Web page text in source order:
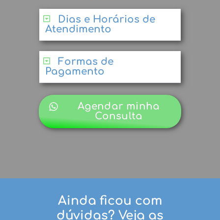
Dias e Horários de
Atendimento
Formas de
Pagamento
Agendar minha
Consulta
Ainda ficou com
dúvidas? Veja as